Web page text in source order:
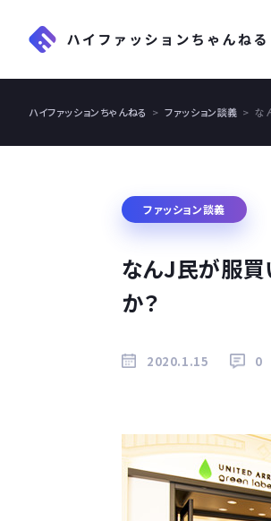
ハイファッションちゃんねる ファッション談義 な
ファッション談義
なんJ民が服買
か？
2020.1.15 0